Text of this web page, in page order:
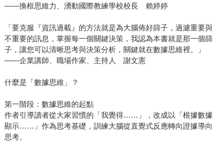
――換框思維力、湧動國際教練學校校長 賴婷婷
「要克服『資訊過載』的方法就是為大腦佈好篩子，過濾重要與
不重要的訊息，掌握每一個關鍵決策，我認為本書就是那一個篩
子，讓您可以清晰思考與決策分析，關鍵就在數據思維裡。」
――企業講師、職場作家、主持人 謝文憲
什麼是「數據思維」？
第一階段：數據思維的起點
作者引導讀者從大家習慣的「我覺得……」，改成以「根據數據
顯示……」作為思考基礎，訓練大腦從直覺式反應轉向證據導向
思考。